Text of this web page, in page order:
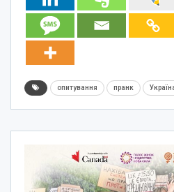
опитування пранк